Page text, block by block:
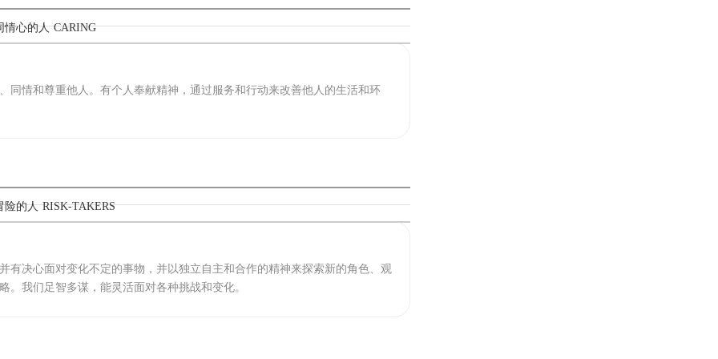
情心的人 CARING
同情和尊重他人。有个人奉献精神，通过服务和行动来改善他人的生活和环
险的人 RISK-TAKERS
有决心面对变化不定的事物，并以独立自主和合作的精神来探索新的角色、观
。我们足智多谋，能灵活面对各种挑战和变化。